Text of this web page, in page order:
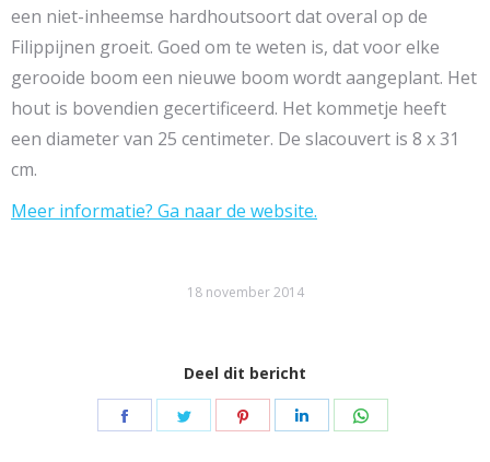
een niet-inheemse hardhoutsoort dat overal op de
Filippijnen groeit. Goed om te weten is, dat voor elke
gerooide boom een nieuwe boom wordt aangeplant. Het
hout is bovendien gecertificeerd. Het kommetje heeft
een diameter van 25 centimeter. De slacouvert is 8 x 31
cm.
Meer informatie? Ga naar de website.
18 november 2014
Deel dit bericht
Share
Share
Share
Share